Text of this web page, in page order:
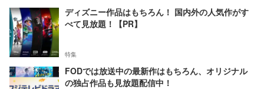
ディズニー作品はもちろん！ 国内外の人気作がす
べて見放題！【PR】
特集
FODでは放送中の最新作はもちろん、オリジナル
の独占作品も見放題配信中！